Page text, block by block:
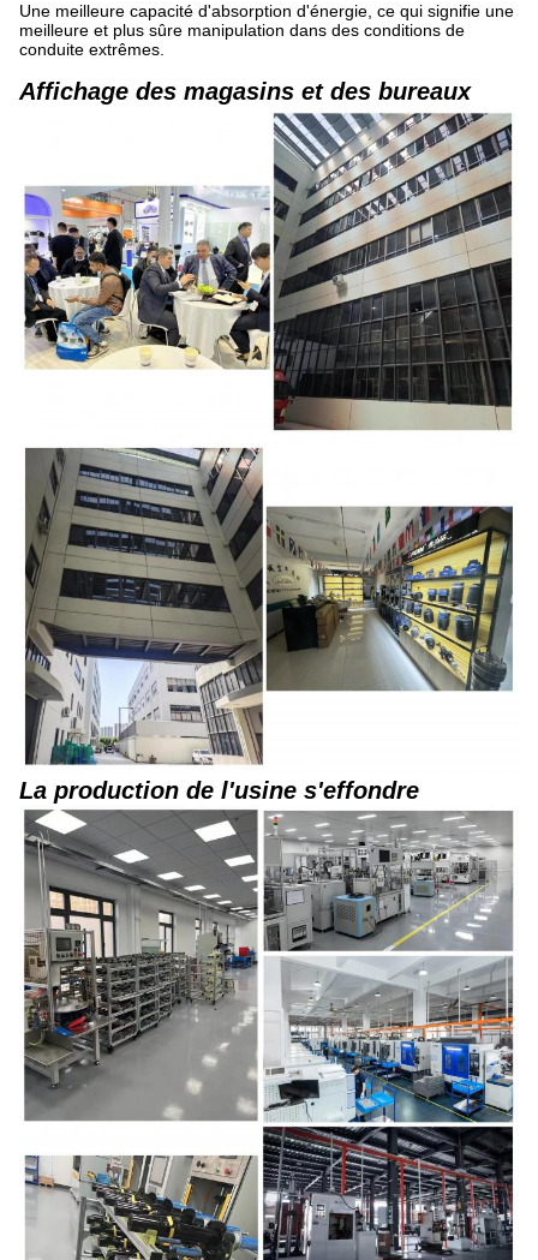
Une meilleure capacité d'absorption d'énergie, ce qui signifie une
meilleure et plus sûre manipulation dans des conditions de
conduite extrêmes.
Affichage des magasins et des bureaux
La production de l'usine s'effondre